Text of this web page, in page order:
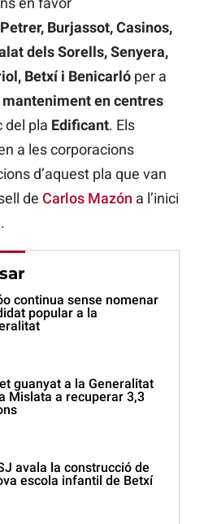
Burjassot, Casinos,
dels Sorells, Senyera,
Betxí i Benicarló per a
manteniment en centres
del pla Edificant. Els
a les corporacions
d’aquest pla que van
de Carlos Mazón a l’inici
continua sense nomenar
popular a la
guanyat a la Generalitat
Mislata a recuperar 3,3
avala la construcció de
escola infantil de Betxí